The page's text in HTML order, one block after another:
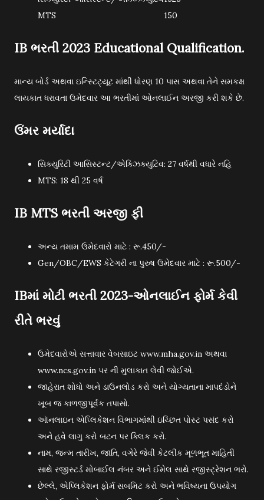
MTS
150
IB ભરતી 2023 Educational Qualification.
માન્ય બોર્ડ અથવા ઇન્સ્ટિટ્યૂટ માંથી ધોરણ 10 પાસ અથવા તેને સમકક્ષ
લાયકાત ધરાવતા ઉમેદવાર આ ભરતીમાં ઓનલાઈન અરજી કરી શકે છે.
ઉંમર મર્યાદા
સિક્યુરિટી આસિસ્ટન્ટ/એક્ઝિક્યુટિવ: 27 વર્ષથી વધારે નહિ
MTS: 18 થી 25 વર્ષ
IB MTS ભરતી અરજી ફી
અન્ય તમામ ઉમેદવારો માટે : રૂ.450/-
Gen/OBC/EWS કેટેગરી ના પુરુષ ઉમેદવાર માટે : રૂ.500/-
IBમાં મોટી ભરતી 2023-ઓનલાઈન ફોર્મ કેવી
રીતે ભરવું
ઉમેદવારોએ સત્તાવાર વેબસાઇટ www.mha.gov.in અથવા
www.ncs.gov.in પર ની મુલાકાત લેવી જોઈએ.
જાહેરાત શોધો અને ડાઉનલોડ કરો અને યોગ્યતાના માપદંડોને
ખૂબ જ કાળજીપૂર્વક તપાસો.
ઑનલાઇન એપ્લિકેશન વિભાગમાંથી ઇચ્છિત પોસ્ટ પસંદ કરો
અને હવે લાગુ કરો બટન પર ક્લિક કરો.
નામ, જન્મ તારીખ, જાતિ, વગેરે જેવી કેટલીક મૂળભૂત માહિતી
સાથે રજીસ્ટર્ડ મોબાઈલ નંબર અને ઈમેલ સાથે રજીસ્ટ્રેશન ભરો.
છેલ્લે, એપ્લિકેશન ફોર્મ સબમિટ કરો અને ભવિષ્યના ઉપયોગ